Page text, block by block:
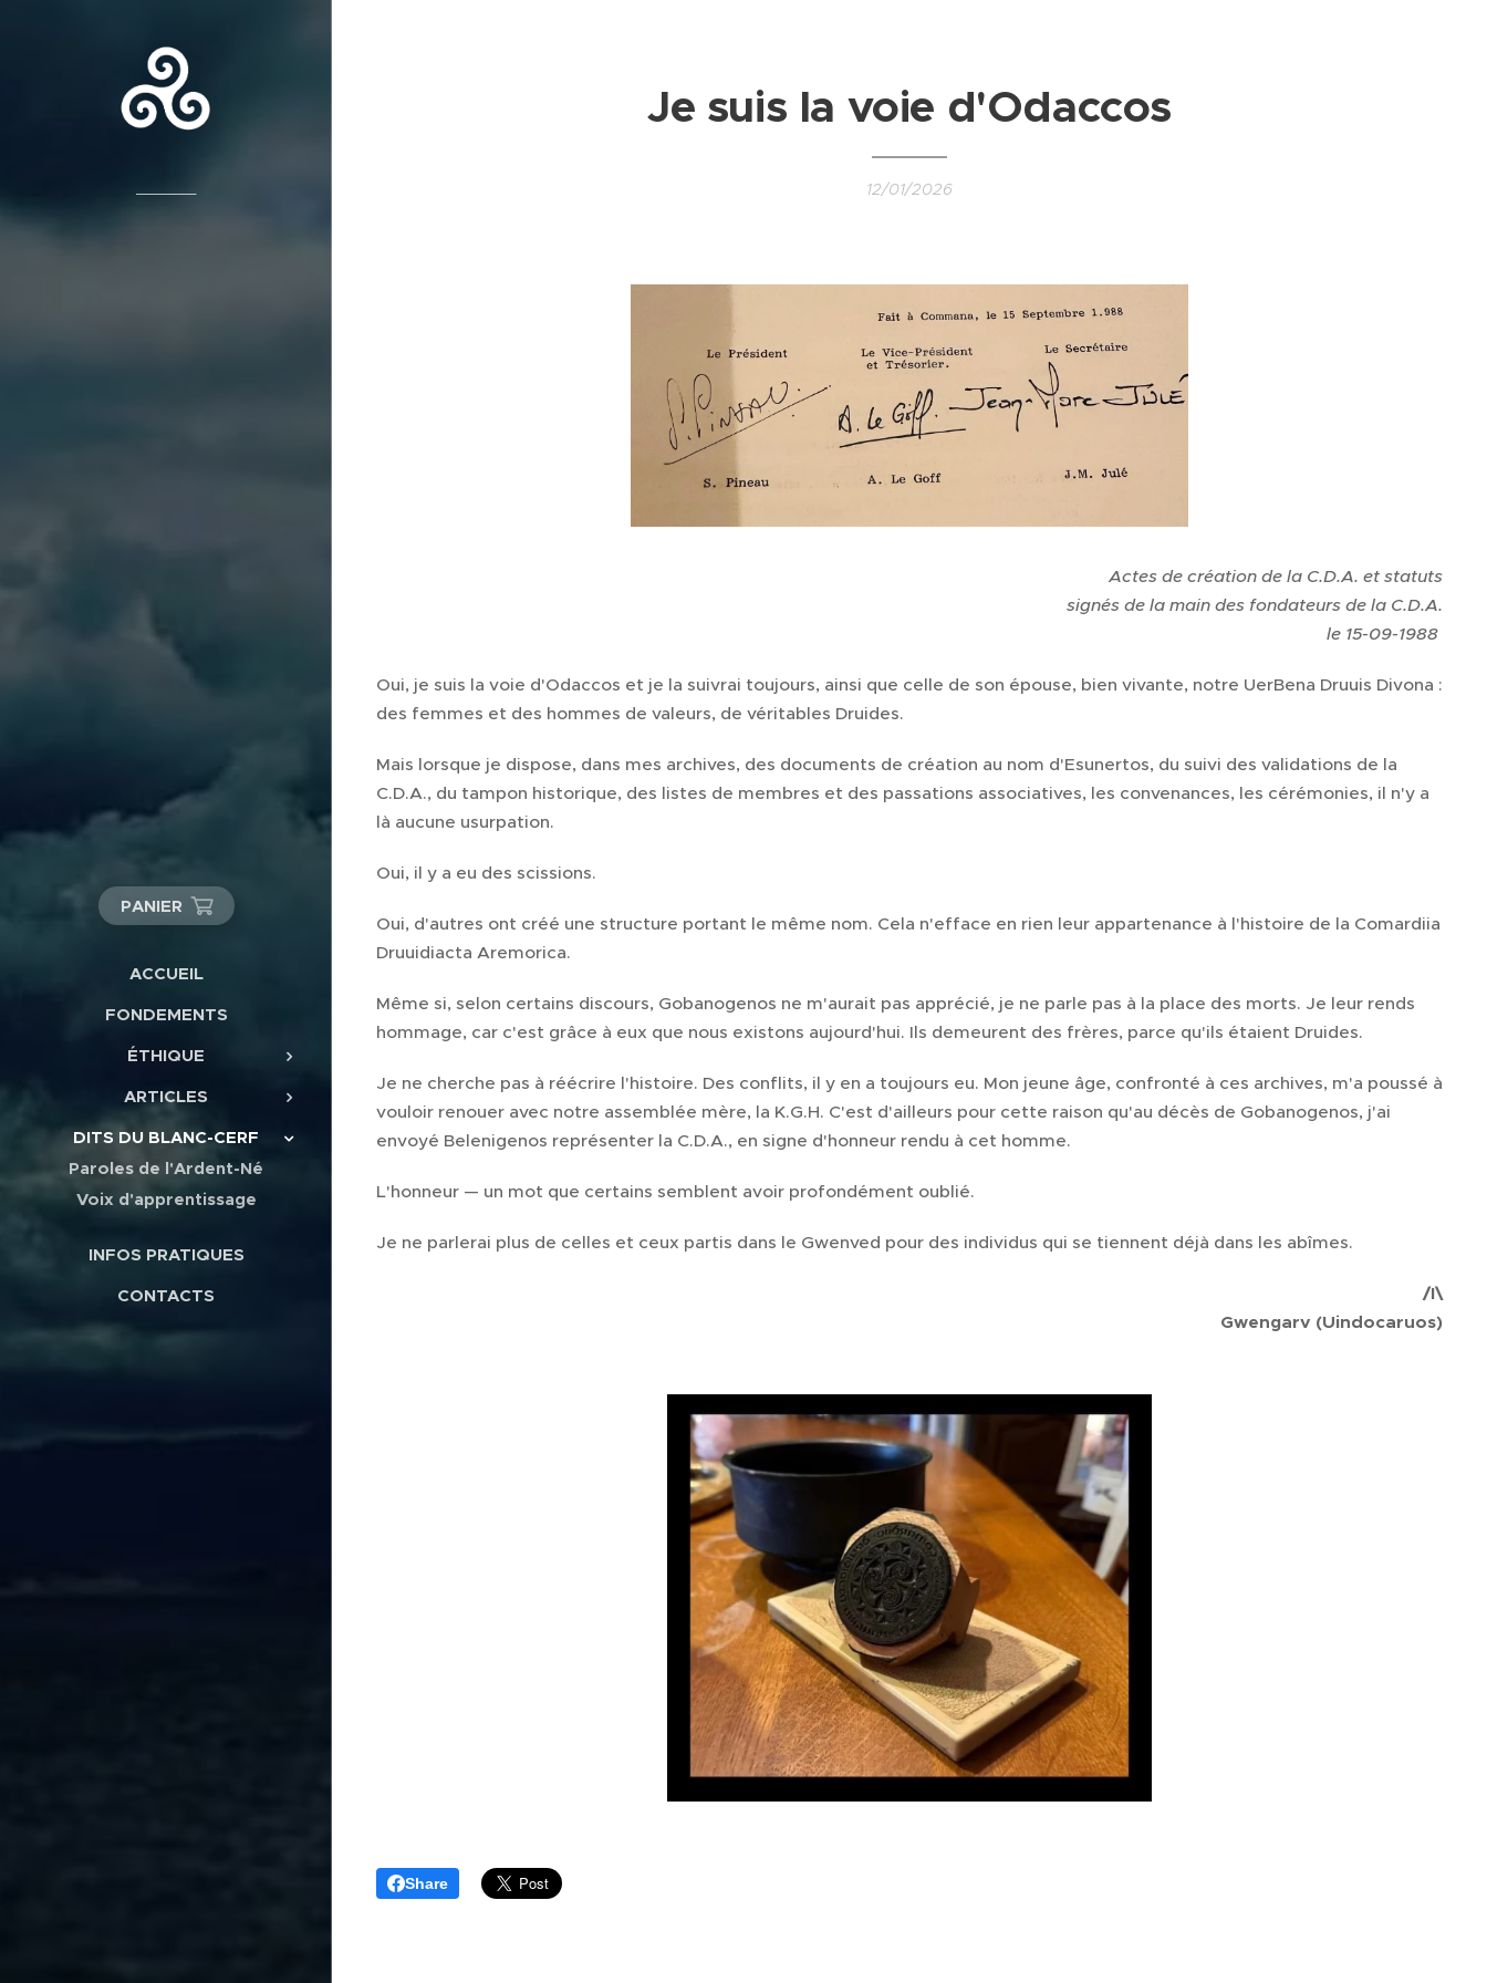
PANIER
ACCUEIL
FONDEMENTS
ÉTHIQUE
ARTICLES
DITS DU BLANC-CERF
Paroles de l'Ardent-Né
Voix d'apprentissage
INFOS PRATIQUES
CONTACTS
Je suis la voie d'Odaccos
12/01/2026
Actes de création de la C.D.A. et statuts
signés de la main des fondateurs de la C.D.A.
le 15-09-1988
Oui, je suis la voie d'Odaccos et je la suivrai toujours, ainsi que celle de son épouse, bien vivante, notre UerBena Druuis Divona :
des femmes et des hommes de valeurs, de véritables Druides.
Mais lorsque je dispose, dans mes archives, des documents de création au nom d'Esunertos, du suivi des validations de la
C.D.A., du tampon historique, des listes de membres et des passations associatives, les convenances, les cérémonies, il n'y a
là aucune usurpation.
Oui, il y a eu des scissions.
Oui, d'autres ont créé une structure portant le même nom. Cela n'efface en rien leur appartenance à l'histoire de la Comardiia
Druuidiacta Aremorica.
Même si, selon certains discours, Gobanogenos ne m'aurait pas apprécié, je ne parle pas à la place des morts. Je leur rends
hommage, car c'est grâce à eux que nous existons aujourd'hui. Ils demeurent des frères, parce qu'ils étaient Druides.
Je ne cherche pas à réécrire l'histoire. Des conflits, il y en a toujours eu. Mon jeune âge, confronté à ces archives, m'a poussé à
vouloir renouer avec notre assemblée mère, la K.G.H. C'est d'ailleurs pour cette raison qu'au décès de Gobanogenos, j'ai
envoyé Belenigenos représenter la C.D.A., en signe d'honneur rendu à cet homme.
L'honneur — un mot que certains semblent avoir profondément oublié.
Je ne parlerai plus de celles et ceux partis dans le Gwenved pour des individus qui se tiennent déjà dans les abîmes.
/I\
Gwengarv (Uindocaruos)
Share